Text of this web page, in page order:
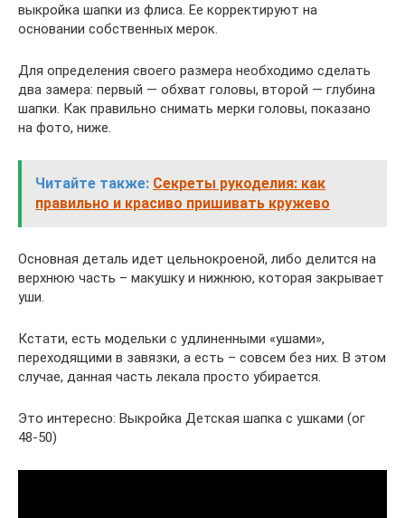
выкройка шапки из флиса. Ее корректируют на
основании собственных мерок.
Для определения своего размера необходимо сделать
два замера: первый — обхват головы, второй — глубина
шапки. Как правильно снимать мерки головы, показано
на фото, ниже.
Читайте также: Секреты рукоделия: как
правильно и красиво пришивать кружево
Основная деталь идет цельнокроеной, либо делится на
верхнюю часть – макушку и нижнюю, которая закрывает
уши.
Кстати, есть модельки с удлиненными «ушами»,
переходящими в завязки, а есть – совсем без них. В этом
случае, данная часть лекала просто убирается.
Это интересно: Выкройка Детская шапка с ушками (ог
48-50)